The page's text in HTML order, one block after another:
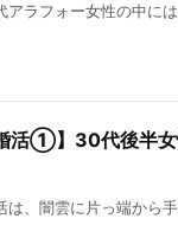
アラフォー女性の中に
活①】30代後半
は、闇雲に片っ端から